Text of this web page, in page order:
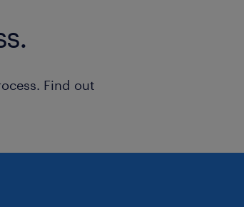
Find out